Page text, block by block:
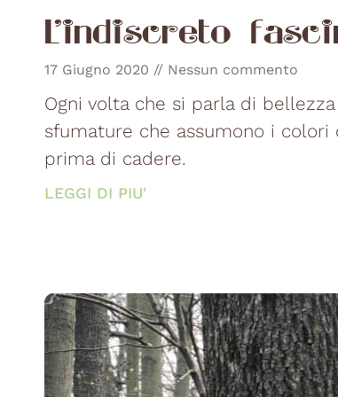
L’indiscreto
17 Giugno 2020 Nessun commento
Ogni volta che si parla di
sfumature che assumono i
prima di cadere.
LEGGI DI PIU'